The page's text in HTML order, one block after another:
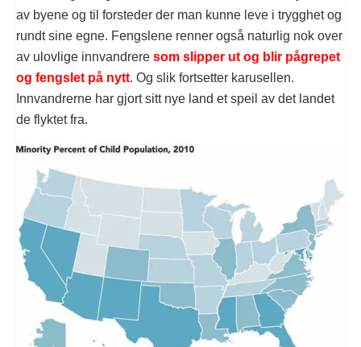
av byene og til forsteder der man kunne leve i trygghet og
rundt sine egne. Fengslene renner også naturlig nok over
av ulovlige innvandrere som slipper ut og blir pågrepet
og fengslet på nytt. Og slik fortsetter karusellen.
Innvandrerne har gjort sitt nye land et speil av det landet
de flyktet fra.